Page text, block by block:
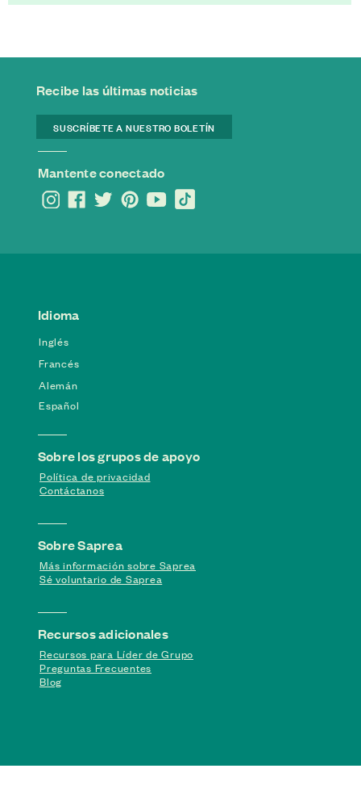
Recibe las últimas noticias
SUSCRÍBETE A NUESTRO BOLETÍN
Mantente conectado
Idioma
Inglés
Francés
Alemán
Español
Sobre los grupos de apoyo
Política de privacidad
Contáctanos
Sobre Saprea
Más información sobre Saprea
Sé voluntario de Saprea
Recursos adicionales
Recursos para Líder de Grupo
Preguntas Frecuentes
Blog